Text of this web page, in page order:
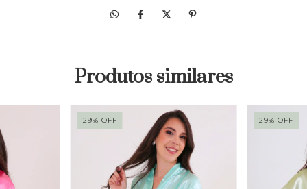
Produtos similares
29% OFF 29%OFF